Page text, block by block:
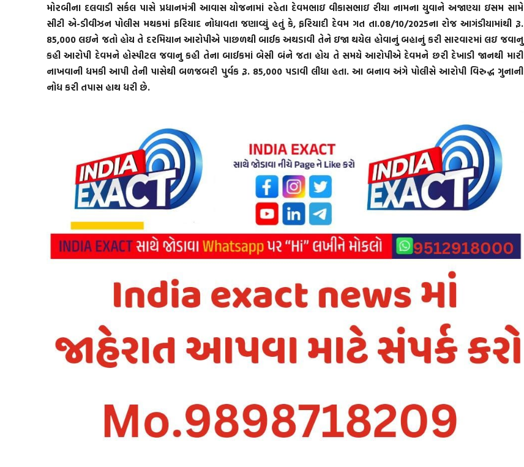
મોરબીના દલવાડી સર્કલ પાસે પ્રધાનમંત્રી આવાસ યોજનામાં રહેતા દેવમભાઇ વીકાસભાઇ રીયા નામના યુવાને અજાણ્યા ઇસમ સામે
સીટી એ-ડીવીઝન પોલીસ મથકમાં ફરિયાદ નોધાવતા જણાવ્યું હતું કે, ફરિયાદી દેવમ ગત તા.08/10/2025ના રોજ આગંડીયામાંથી રૂ.
85,000 લઇને જતો હોય તે દરમિયાન આરોપીએ પાછળથી બાઈક અથડાવી તેને ઇજા થયેલ હોવાનું બહાનું કરી સારવારમાં લઇ જવાનુ
કહી આરોપી દેવમને હોસ્પીટલ જવાનુ કહી તેના બાઈકમાં બેસી બંને જતા હોય તે સમયે આરોપીએ દેવમને છરી દેખાડી જાનથી મારી
નાખવાની ધમકી આપી તેની પાસેથી બળજબરી પુર્વક રૂ. 85,000 પડાવી લીધા હતા. આ બનાવ અંગે પોલીસે આરોપી વિરુદ્ધ ગુનાની
નોધ કરી તપાસ હાથ ધરી છે.